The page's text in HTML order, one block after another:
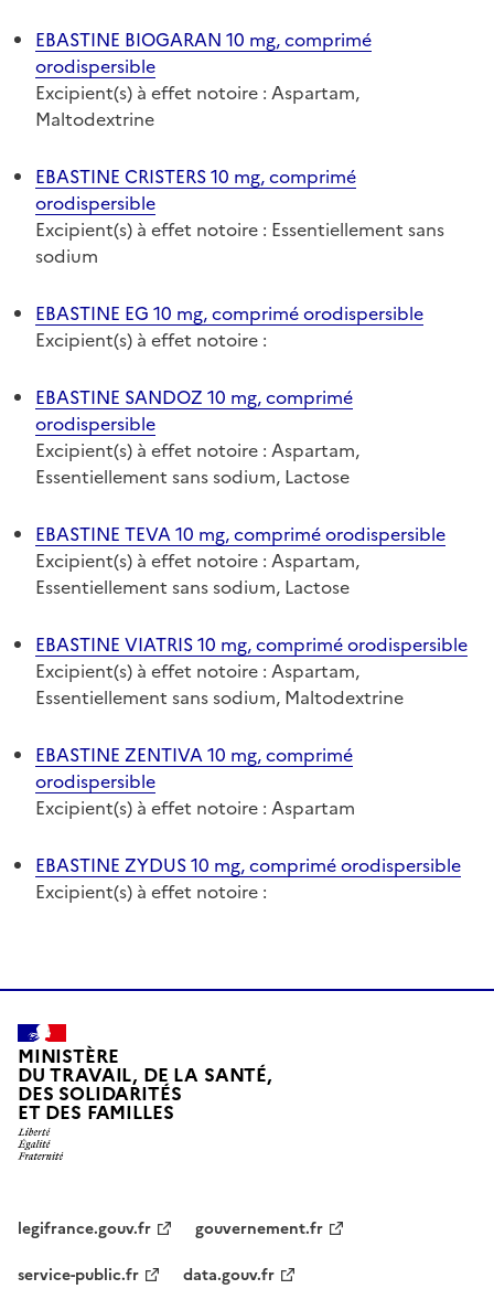
EBASTINE BIOGARAN 10 mg, comprimé
orodispersible
Excipient(s) à effet notoire : Aspartam,
Maltodextrine
EBASTINE CRISTERS 10 mg, comprimé
orodispersible
Excipient(s) à effet notoire : Essentiellement sans
sodium
EBASTINE EG 10 mg, comprimé orodispersible
Excipient(s) à effet notoire :
EBASTINE SANDOZ 10 mg, comprimé
orodispersible
Excipient(s) à effet notoire : Aspartam,
Essentiellement sans sodium, Lactose
EBASTINE TEVA 10 mg, comprimé orodispersible
Excipient(s) à effet notoire : Aspartam,
Essentiellement sans sodium, Lactose
EBASTINE VIATRIS 10 mg, comprimé orodispersible
Excipient(s) à effet notoire : Aspartam,
Essentiellement sans sodium, Maltodextrine
EBASTINE ZENTIVA 10 mg, comprimé
orodispersible
Excipient(s) à effet notoire : Aspartam
EBASTINE ZYDUS 10 mg, comprimé orodispersible
Excipient(s) à effet notoire :
MINISTÈRE
DU TRAVAIL, DE LA SANTÉ,
DES SOLIDARITÉS
ET DES FAMILLES
legifrance.gouv.fr
gouvernement.fr
service-public.fr
data.gouv.fr